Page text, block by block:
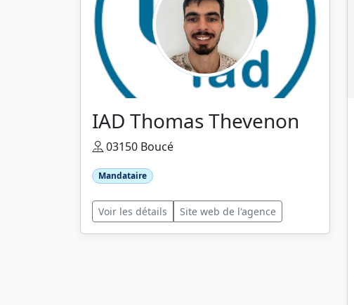
IAD Thomas Thevenon
03150 Boucé
Mandataire
Voir les détails Site web de l'agence